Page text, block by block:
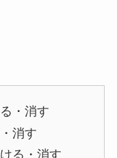
・消す
消す
る・消す